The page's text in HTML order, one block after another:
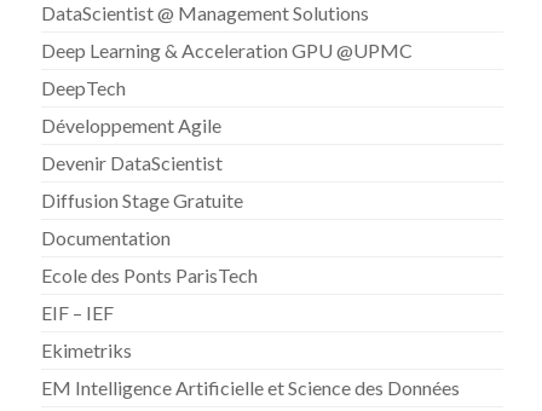
DataScientist @ Management Solutions
Deep Learning & Acceleration GPU @UPMC
DeepTech
Développement Agile
Devenir DataScientist
Diffusion Stage Gratuite
Documentation
Ecole des Ponts ParisTech
EIF – IEF
Ekimetriks
EM Intelligence Artificielle et Science des Données